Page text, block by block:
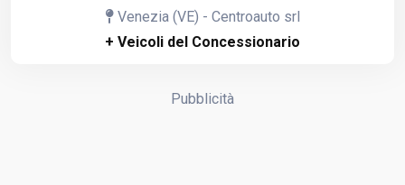
Venezia (VE) - Centroauto srl
+ Veicoli del Concessionario
Pubblicità